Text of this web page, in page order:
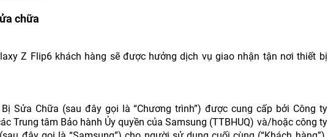
chữa
Z Flip6 khách hàng sẽ được hưởng dịch vụ giao nhận tận nơi thiết bị
Sửa Chữa (sau đây gọi là “Chương trình”) được cung cấp bởi Công ty
Trung tâm Bảo hành Ủy quyền của Samsung (TTBHUQ) và/hoặc công ty